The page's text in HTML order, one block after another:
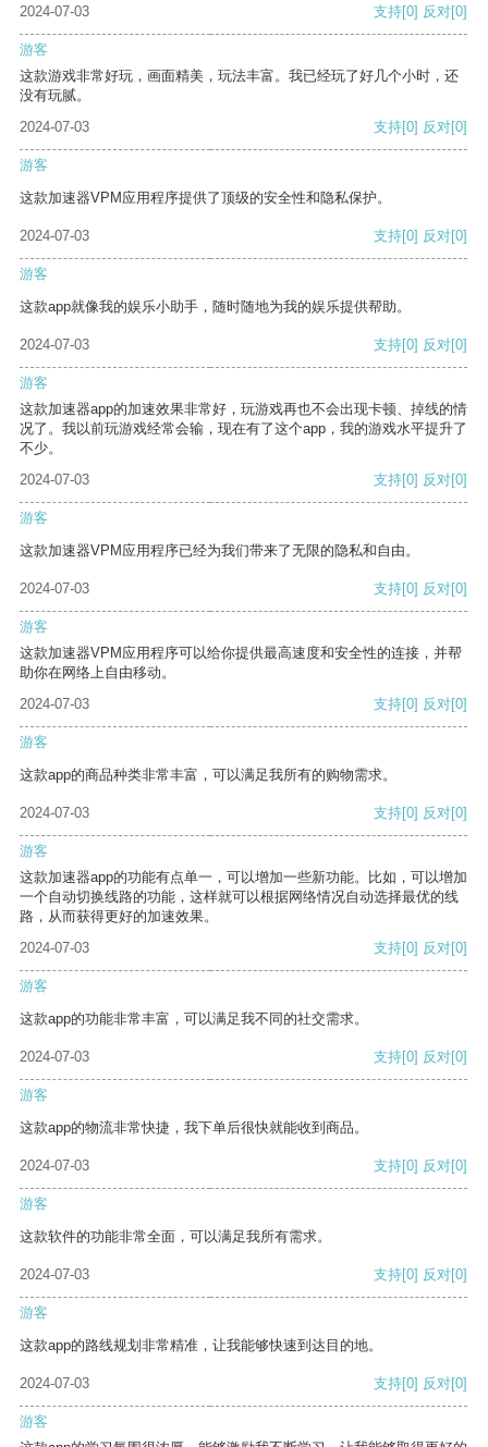
2024-07-03 支持[0] 反对[0]
游客
这款游戏非常好玩，画面精美，玩法丰富。我已经玩了好几个小时，还
没有玩腻。
2024-07-03
支持[0] 反对[0]
游客
这款加速器VPM应用程序提供了顶级的安全性和隐私保护。
2024-07-03 支持[0] 反对[0]
游客
这款app就像我的娱乐小助手，随时随地为我的娱乐提供帮助。
2024-07-03 支持[0] 反对[0]
游客
这款加速器app的加速效果非常好，玩游戏再也不会出现卡顿、掉线的情
况了。我以前玩游戏经常会输，现在有了这个app，我的游戏水平提升了
不少。
2024-07-03
支持[0] 反对[0]
游客
这款加速器VPM应用程序已经为我们带来了无限的隐私和自由。
2024-07-03 支持[0] 反对[0]
游客
这款加速器VPM应用程序可以给你提供最高速度和安全性的连接，并帮
助你在网络上自由移动。
2024-07-03
支持[0] 反对[0]
游客
这款app的商品种类非常丰富，可以满足我所有的购物需求。
2024-07-03 支持[0] 反对[0]
游客
这款加速器app的功能有点单一，可以增加一些新功能。比如，可以增加
一个自动切换线路的功能，这样就可以根据网络情况自动选择最优的线
路，从而获得更好的加速效果。
2024-07-03
支持[0] 反对[0]
游客
这款app的功能非常丰富，可以满足我不同的社交需求。
2024-07-03 支持[0] 反对[0]
游客
这款app的物流非常快捷，我下单后很快就能收到商品。
2024-07-03 支持[0] 反对[0]
游客
这款软件的功能非常全面，可以满足我所有需求。
2024-07-03 支持[0] 反对[0]
游客
这款app的路线规划非常精准，让我能够快速到达目的地。
2024-07-03 支持[0] 反对[0]
游客